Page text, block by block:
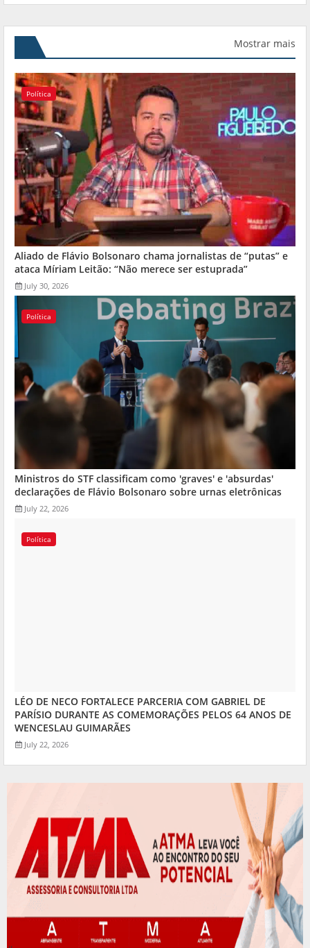
Mostrar mais
Política
Aliado de Flávio Bolsonaro chama jornalistas de “putas” e
ataca Míriam Leitão: “Não merece ser estuprada”
July 30, 2026
Política
Ministros do STF classificam como 'graves' e 'absurdas'
declarações de Flávio Bolsonaro sobre urnas eletrônicas
July 22, 2026
Política
LÉO DE NECO FORTALECE PARCERIA COM GABRIEL DE
PARÍSIO DURANTE AS COMEMORAÇÕES PELOS 64 ANOS DE
WENCESLAU GUIMARÃES
July 22, 2026